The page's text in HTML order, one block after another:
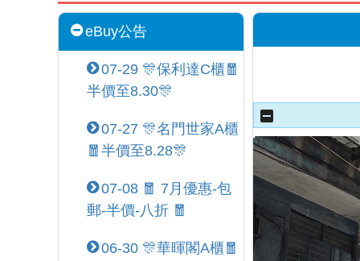
eBuy公告
07-29 🎊保利達C櫃🧧
半價至8.30🎊
07-27 🎊名門世家A櫃
🧧半價至8.28🎊
07-08 🧧 7月優惠-包
郵-半價-八折 🧧
06-30 🎊華暉閣A櫃🧧